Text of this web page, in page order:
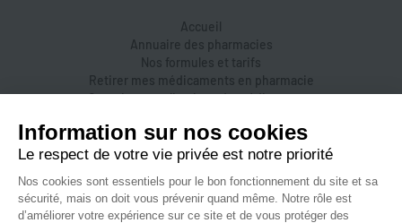
Accueil
Annuaire des pharmacies
Nos formules et tarifs
Retirer mes médicaments en pharmacie
Organiser une livraison de médicaments
Accès pharmaciens
Accès aidants
Aide et FAQ
Nous contacter